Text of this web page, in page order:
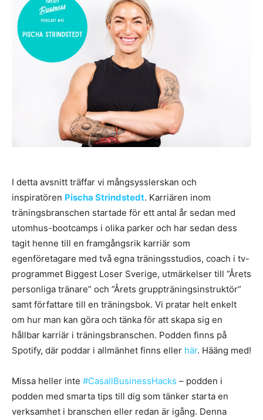
I detta avsnitt träffar vi mångsysslerskan och
inspiratören Pischa Strindstedt. Karriären inom
träningsbranschen startade för ett antal år sedan med
utomhus-bootcamps i olika parker och har sedan dess
tagit henne till en framgångsrik karriär som
egenföretagare med två egna träningsstudios, coach i tv-
programmet Biggest Loser Sverige, utmärkelser till ”Årets
personliga tränare” och ”Årets gruppträningsinstruktör”
samt författare till en träningsbok. Vi pratar helt enkelt
om hur man kan göra och tänka för att skapa sig en
hållbar karriär i träningsbranschen. Podden finns på
Spotify, där poddar i allmänhet finns eller här. Hääng med!
Missa heller inte #CasallBusinessHacks – podden i
podden med smarta tips till dig som tänker starta en
verksamhet i branschen eller redan är igång. Denna